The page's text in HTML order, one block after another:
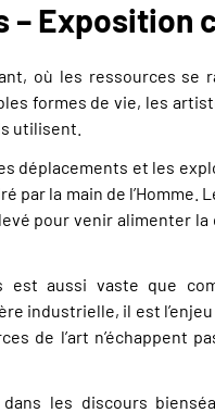
– Exposition
où les ressources
formes de vie, les
utilisent.
déplacements et les
par la main de
pour venir alimenter
aussi vaste que
industrielle, il est
de l’art n’échappent
les discours